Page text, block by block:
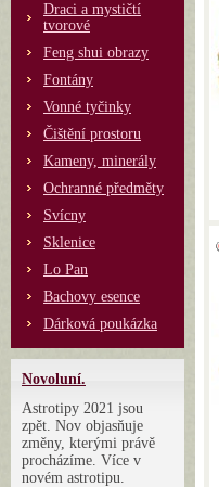
Draci a mystičtí
tvorové
Feng shui obrazy
Fontány
Vonné tyčinky
Čištění prostoru
Kameny, minerály
Ochranné předměty
Svícny
Sklenice
Lo Pan
Bachovy esence
Dárková poukázka
Novoluní.
Astrotipy 2021 jsou
zpět. Nov objasňuje
změny, kterými právě
procházíme. Více v
novém astrotipu.